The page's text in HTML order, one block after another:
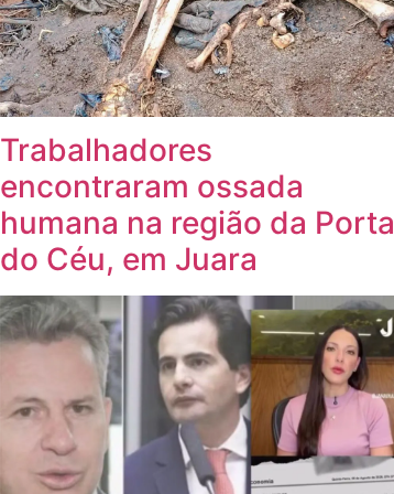
Trabalhadores
encontraram ossada
humana na região da Porta
do Céu, em Juara